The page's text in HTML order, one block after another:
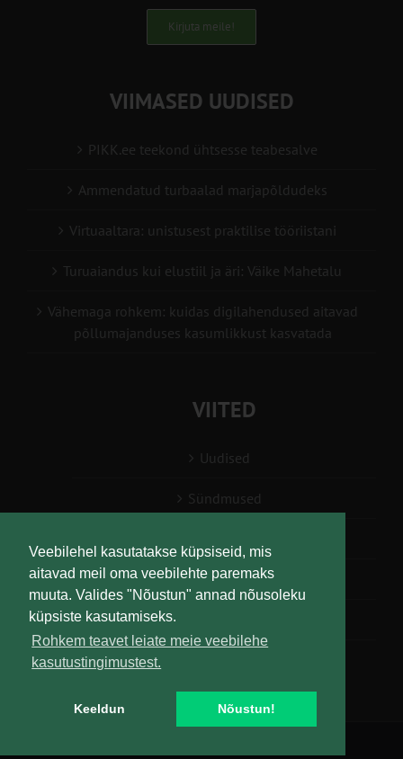
Veebilehel kasutatakse küpsiseid, mis
aitavad meil oma veebilehte paremaks
muuta. Valides "Nõustun" annad nõusoleku
küpsiste kasutamiseks.
Rohkem teavet leiate meie veebilehe
kasutustingimustest.
Keeldun Nõustun!
Kirjuta meile!
VIIMASED UUDISED
PIKK.ee teekond ühtsesse teabesalve
Ammendatud turbaalad marjapõldudeks
Virtuaaltara: unistusest praktilise tööriistani
Turuaiandus kui elustiil ja äri: Väike Mahetalu
Vähemaga rohkem: kuidas digilahendused aitavad
põllumajanduses kasumlikkust kasvatada
VIITED
Uudised
Sündmused
Teabesalv
Liitu uudiskirjaga